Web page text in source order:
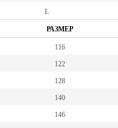
L
РАЗМЕР
116
122
128
140
146